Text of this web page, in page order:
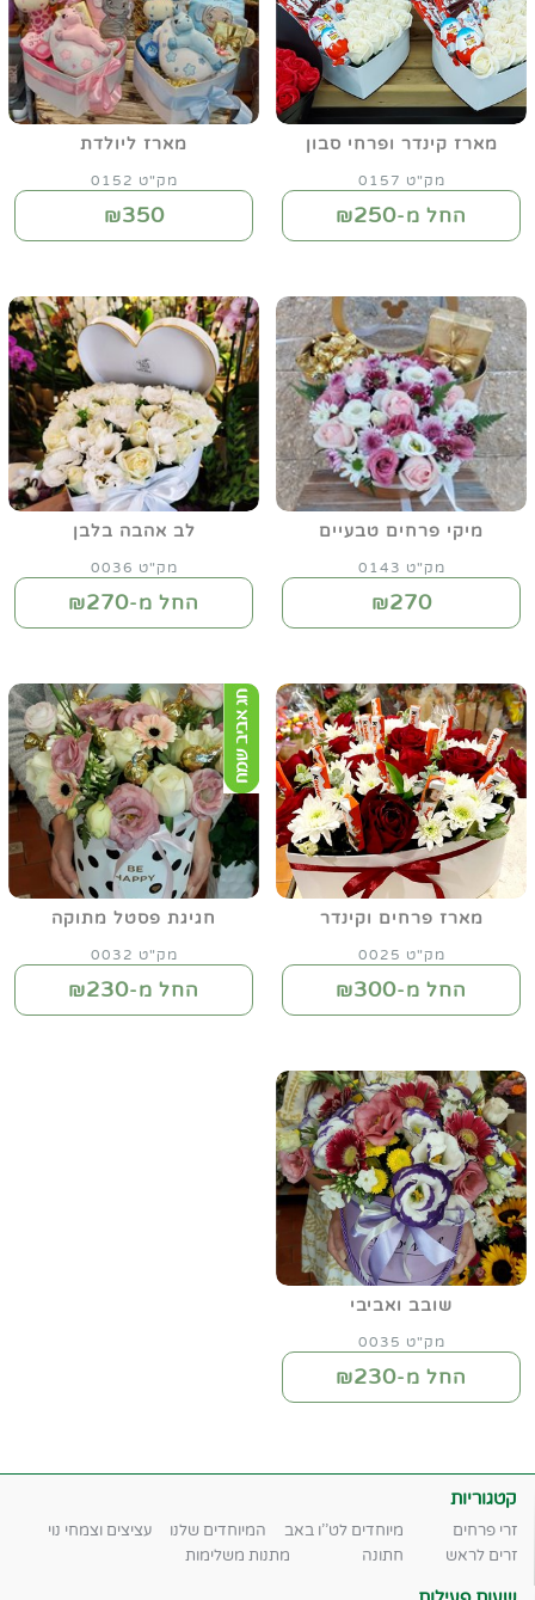
מארז קינדר ופרחי סבון
מק"ט 0157
החל מ-₪250
מארז ליולדת
מק"ט 0152
₪350
מיקי פרחים טבעיים
מק"ט 0143
₪270
לב אהבה בלבן
מק"ט 0036
החל מ-₪270
מארז פרחים וקינדר
מק"ט 0025
החל מ-₪300
חגיגת פסטל מתוקה
מק"ט 0032
החל מ-₪230
שובב ואביבי
מק"ט 0035
החל מ-₪230
קטגוריות
זרי פרחים מיוחדים לט''ו באב המיוחדים שלנו
עציצים וצמחי נוי
זרים לראש
חתונה מתנות משלימות